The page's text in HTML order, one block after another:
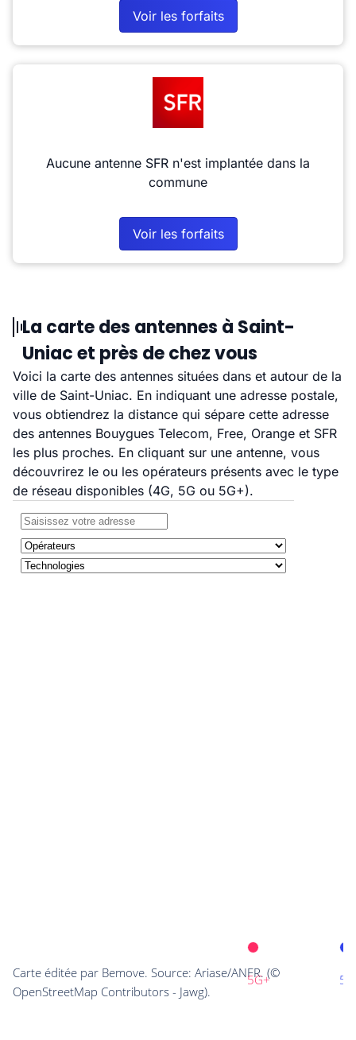
Voir les forfaits
Aucune antenne SFR n'est implantée dans la
commune
Voir les forfaits
La carte des antennes à Saint-
Uniac et près de chez vous
Voici la carte des antennes situées dans et autour de la
ville de Saint-Uniac. En indiquant une adresse postale,
vous obtiendrez la distance qui sépare cette adresse
des antennes Bouygues Telecom, Free, Orange et SFR
les plus proches. En cliquant sur une antenne, vous
découvrirez le ou les opérateurs présents avec le type
de réseau disponibles (4G, 5G ou 5G+).